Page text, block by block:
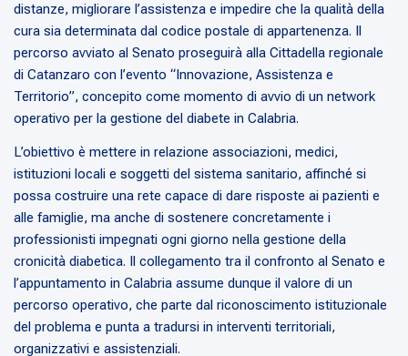
distanze, migliorare l’assistenza e impedire che la qualità della
cura sia determinata dal codice postale di appartenenza. Il
percorso avviato al Senato proseguirà alla Cittadella regionale
di Catanzaro con l’evento “Innovazione, Assistenza e
Territorio”, concepito come momento di avvio di un network
operativo per la gestione del diabete in Calabria.
L’obiettivo è mettere in relazione associazioni, medici,
istituzioni locali e soggetti del sistema sanitario, affinché si
possa costruire una rete capace di dare risposte ai pazienti e
alle famiglie, ma anche di sostenere concretamente i
professionisti impegnati ogni giorno nella gestione della
cronicità diabetica. Il collegamento tra il confronto al Senato e
l’appuntamento in Calabria assume dunque il valore di un
percorso operativo, che parte dal riconoscimento istituzionale
del problema e punta a tradursi in interventi territoriali,
organizzativi e assistenziali.